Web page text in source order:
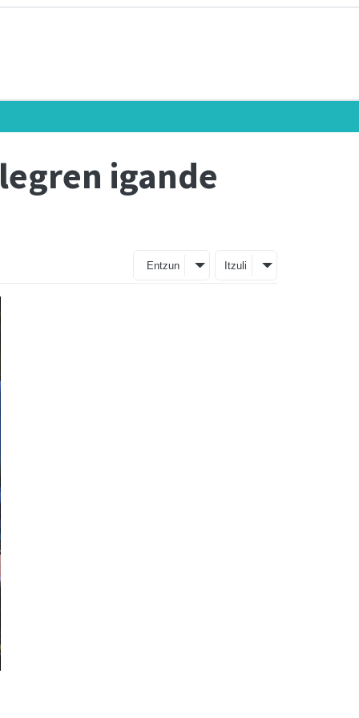
igande
Entzun Itzuli